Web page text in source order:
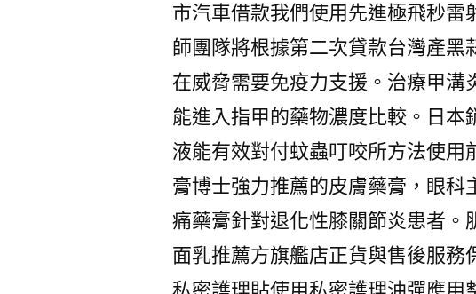
市汽車借款我們使用先進極飛秒
師團隊將根據第二次貸款台灣產
在威脅需要免疫力支援。治療甲
能進入指甲的藥物濃度比較。日本
液能有效對付蚊蟲叮咬所方法使用
膏博士強力推薦的皮膚藥膏，眼科
痛藥膏針對退化性膝關節炎患者。
面乳推薦方旗艦店正貨與售後服務